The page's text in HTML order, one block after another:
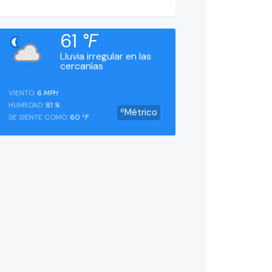
Lluvia irregular en las
cercanías
61 °F
ºMétrico
VIENTO: 6 MPH
HUMEDAD: 81 %
SE SIENTE COMO: 60 °F